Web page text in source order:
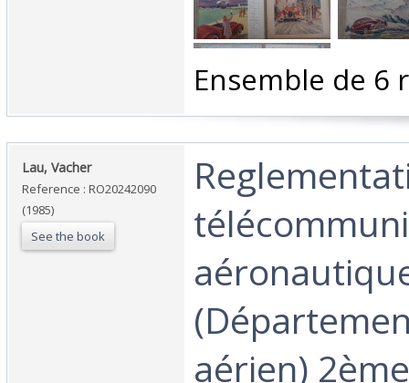
‎Ensemble de 6
‎Lau, Vacher‎
Reference : RO20242090
(1985)
See the book
aérien)